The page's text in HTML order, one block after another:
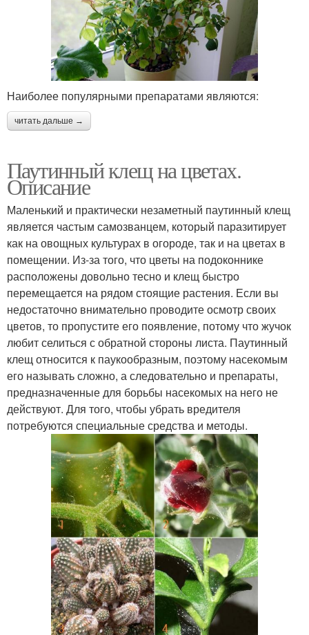
Наиболее популярными препаратами являются:
читать дальше →
Паутинный клещ на цветах.
Описание
Маленький и практически незаметный паутинный клещ
является частым самозванцем, который паразитирует
как на овощных культурах в огороде, так и на цветах в
помещении. Из-за того, что цветы на подоконнике
расположены довольно тесно и клещ быстро
перемещается на рядом стоящие растения. Если вы
недостаточно внимательно проводите осмотр своих
цветов, то пропустите его появление, потому что жучок
любит селиться с обратной стороны листа. Паутинный
клещ относится к паукообразным, поэтому насекомым
его называть сложно, а следовательно и препараты,
предназначенные для борьбы насекомых на него не
действуют. Для того, чтобы убрать вредителя
потребуются специальные средства и методы.